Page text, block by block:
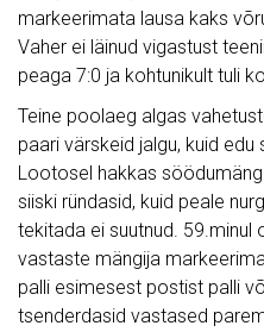
markeerimata lausa kaks
Vaher ei läinud vigastust
peaga 7:0 ja kohtunikult tuli
Teine poolaeg algas
paari värskeid jalgu, kuid
Lootosel hakkas
siiski ründasid, kuid peale
tekitada ei suutnud. 59.minul
vastaste mängija
palli esimesest postist palli
tsenderdasid vastased